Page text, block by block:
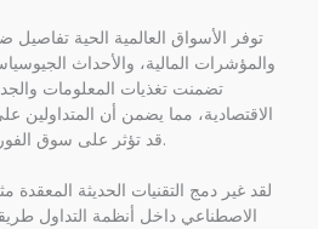
توفر الأسواق العالمية الحية
والمؤشرات المالية، والأحداث
الاقتصادية، مما يضمن أن المتداولين
قد تؤثر على سوق الفوركس والأدوات المالية الأخرى.
لقد غير دمج التقنيات الحديثة المعقدة
الاصطناعي داخل أنظمة التداول